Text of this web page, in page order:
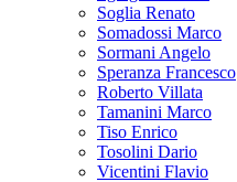
Soglia Renato
Somadossi Marco
Sormani Angelo
Speranza Francesco
Roberto Villata
Tamanini Marco
Tiso Enrico
Tosolini Dario
Vicentini Flavio